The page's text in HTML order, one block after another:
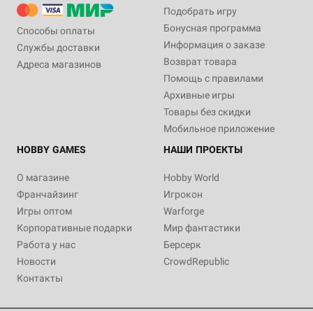
Способы оплаты
Службы доставки
Адреса магазинов
Подобрать игру
Бонусная программа
Информация о заказе
Возврат товара
Помощь с правилами
Архивные игры
Товары без скидки
Мобильное приложение
HOBBY GAMES
О магазине
Франчайзинг
Игры оптом
Корпоративные подарки
Работа у нас
Новости
Контакты
НАШИ ПРОЕКТЫ
Hobby World
Игрокон
Warforge
Мир фантастики
Берсерк
CrowdRepublic